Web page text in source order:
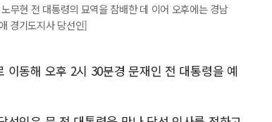
무현 전 대통령의 묘역을 참배한 데 이어 오후에는 경남
경기도지사 당선인]
동해 오후 2시 30분경 문재인 전 대통령을 예